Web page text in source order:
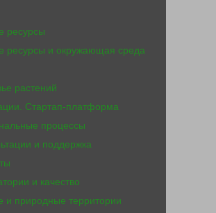
ресурсы
ресурсы и окружающая среда
растений
Стартап-платформа
процессы
и поддержка
и качество
и природные территории